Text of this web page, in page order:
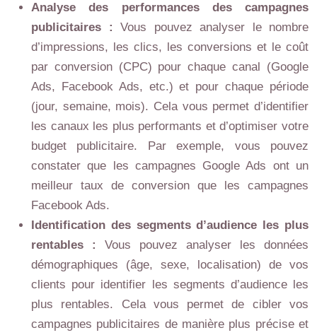
Analyse des performances des campagnes
publicitaires : Vous pouvez analyser le nombre
d’impressions, les clics, les conversions et le coût
par conversion (CPC) pour chaque canal (Google
Ads, Facebook Ads, etc.) et pour chaque période
(jour, semaine, mois). Cela vous permet d’identifier
les canaux les plus performants et d’optimiser votre
budget publicitaire. Par exemple, vous pouvez
constater que les campagnes Google Ads ont un
meilleur taux de conversion que les campagnes
Facebook Ads.
Identification des segments d’audience les plus
rentables : Vous pouvez analyser les données
démographiques (âge, sexe, localisation) de vos
clients pour identifier les segments d’audience les
plus rentables. Cela vous permet de cibler vos
campagnes publicitaires de manière plus précise et